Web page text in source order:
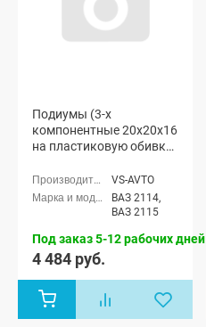
Подиумы (3-х
компонентные 20x20x16
на пластиковую обивку)
VS-AVTO
ВАЗ 2114,
ВАЗ 2115
Под заказ 5-12 рабочих дней
4 484 руб.